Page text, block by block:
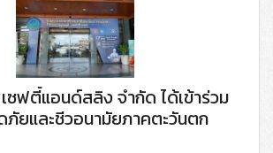
ซฟตี้แอนด์สลิง จำกัด ได้เข้าร่วม
ยและชีวอนามัยภาคตะวันตก